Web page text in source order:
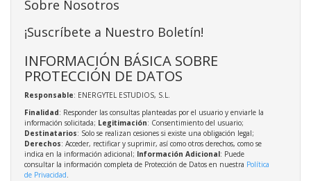
Sobre Nosotros
¡Suscríbete a Nuestro Boletín!
INFORMACIÓN BÁSICA SOBRE
PROTECCIÓN DE DATOS
Responsable: ENERGYTEL ESTUDIOS, S.L.
Finalidad: Responder las consultas planteadas por el usuario y enviarle la
información solicitada; Legitimación: Consentimiento del usuario;
Destinatarios: Solo se realizan cesiones si existe una obligación legal;
Derechos: Acceder, rectificar y suprimir, así como otros derechos, como se
indica en la información adicional; Información Adicional: Puede
consultar la información completa de Protección de Datos en nuestra Política
de Privacidad